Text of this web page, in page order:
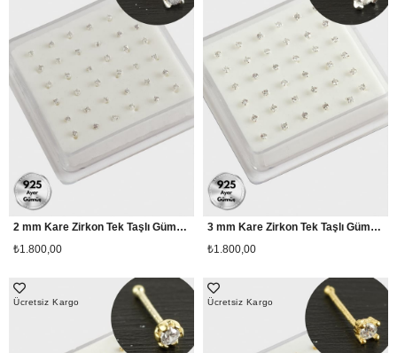
2 mm Kare Zirkon Tek Taşlı Gümüş Hızma 36 Adet
₺1.800,00
3 mm Kare Zirkon Tek Taşlı Gümüş Hızma 36 Adet
₺1.800,00
Ücretsiz Kargo Ücretsiz Kargo